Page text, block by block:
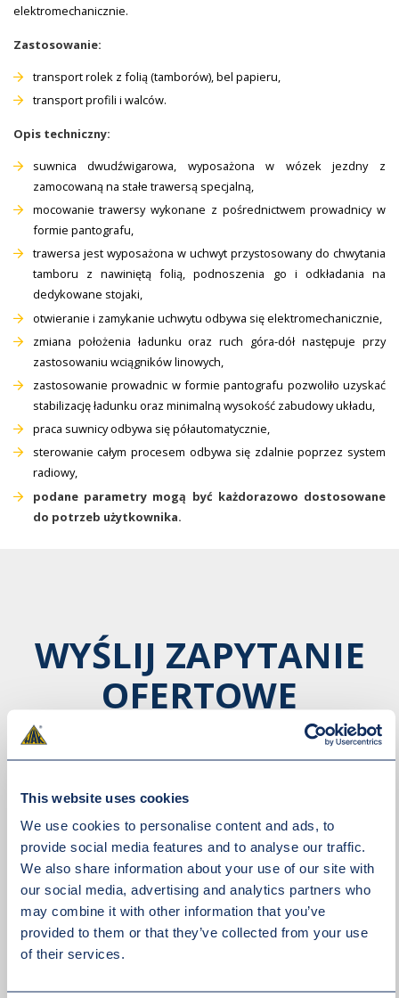
This website uses cookies
We use cookies to personalise content and ads, to
provide social media features and to analyse our traffic.
We also share information about your use of our site with
our social media, advertising and analytics partners who
may combine it with other information that you’ve
provided to them or that they’ve collected from your use
of their services.
elektromechanicznie.
Zastosowanie:
transport rolek z folią (tamborów), bel papieru,
transport profili i walców.
Opis techniczny:
suwnica dwudźwigarowa, wyposażona w wózek jezdny z
zamocowaną na stałe trawersą specjalną,
mocowanie trawersy wykonane z pośrednictwem prowadnicy w
formie pantografu,
trawersa jest wyposażona w uchwyt przystosowany do chwytania
tamboru z nawiniętą folią, podnoszenia go i odkładania na
dedykowane stojaki,
otwieranie i zamykanie uchwytu odbywa się elektromechanicznie,
zmiana położenia ładunku oraz ruch góra-dół następuje przy
zastosowaniu wciągników linowych,
zastosowanie prowadnic w formie pantografu pozwoliło uzyskać
stabilizację ładunku oraz minimalną wysokość zabudowy układu,
praca suwnicy odbywa się półautomatycznie,
sterowanie całym procesem odbywa się zdalnie poprzez system
radiowy,
podane parametry mogą być każdorazowo dostosowane
do potrzeb użytkownika.
WYŚLIJ ZAPYTANIE
OFERTOWE